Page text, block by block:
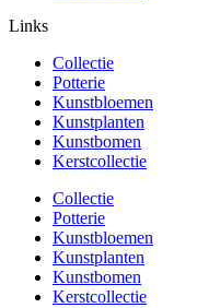
Links
Collectie
Potterie
Kunstbloemen
Kunstplanten
Kunstbomen
Kerstcollectie
Collectie
Potterie
Kunstbloemen
Kunstplanten
Kunstbomen
Kerstcollectie